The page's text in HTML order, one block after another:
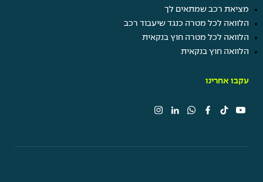
מציאת רכב שמתאים לך
הלוואה לכל מטרה כנגד שיעבוד רכב
הלוואה לכל מטרה חוץ בנקאית
הלוואה חוץ בנקאית
עקבו אחרינו